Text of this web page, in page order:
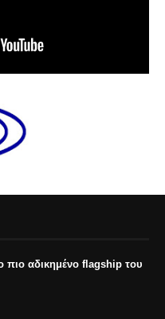
πιο αδικημένο flagship του